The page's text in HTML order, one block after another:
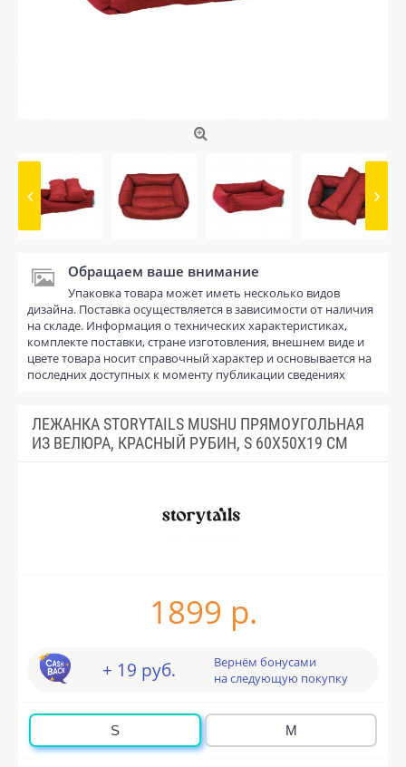
Обращаем ваше внимание
Упаковка товара может иметь несколько видов
дизайна. Поставка осуществляется в зависимости от наличия
на складе. Информация о технических характеристиках,
комплекте поставки, стране изготовления, внешнем виде и
цвете товара носит справочный характер и основывается на
последних доступных к моменту публикации сведениях
ЛЕЖАНКА STORYTAILS MUSHU ПРЯМОУГОЛЬНАЯ
ИЗ ВЕЛЮРА, КРАСНЫЙ РУБИН, S 60X50X19 СМ
1899 р.
+ 19 руб.
Вернём бонусами
на следующую покупку
S M